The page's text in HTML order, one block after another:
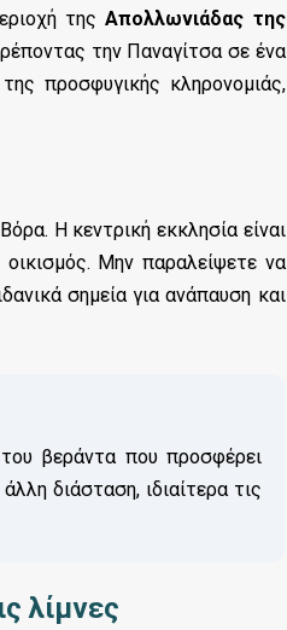
τηςΑπολλωνιάδας της
την Παναγίτσα σε ένα
προσφυγικής κληρονομιάς,
Η κεντρική εκκλησία είναι
Μην παραλείψετε να
σημεία για ανάπαυση και
βεράντα που προσφέρει
διάσταση, ιδιαίτερα τις
λίμνες